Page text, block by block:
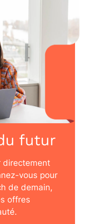
futur
directement
vous pour
de demain,
offres